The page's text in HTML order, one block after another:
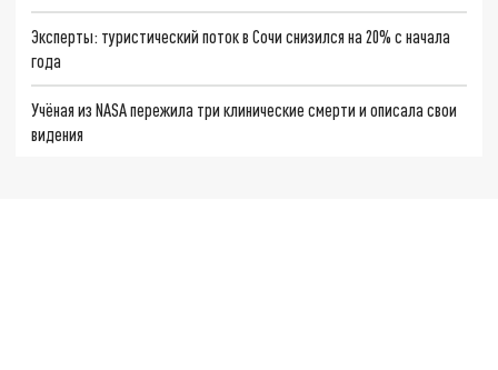
Эксперты: туристический поток в Сочи снизился на 20% с начала
года
Учёная из NASA пережила три клинические смерти и описала свои
видения